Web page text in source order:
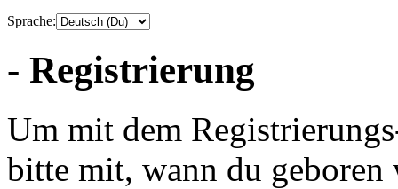
Sprache:
- Registrierung
Um mit dem
bitte mit, wann du geboren